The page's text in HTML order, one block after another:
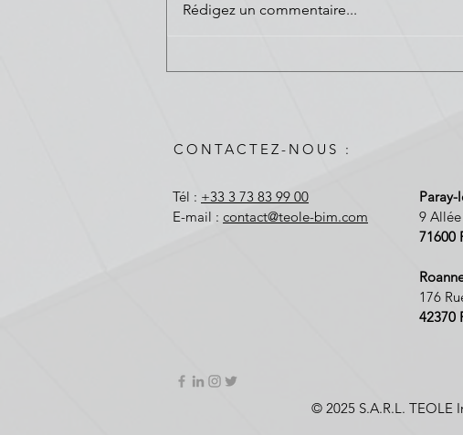
Rédigez un commentaire...
CONTACTEZ-NOUS :
Tél : +33 3 73 83 99 00
E-mail : contact@teole-bim.com
9
71600
176
42370
© 2025 S.A.R.L. TEOLE